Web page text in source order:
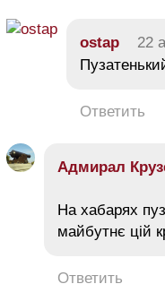
ostap 22
Ответить
Адмирал
На хабарях
майбутнє цій
Ответить